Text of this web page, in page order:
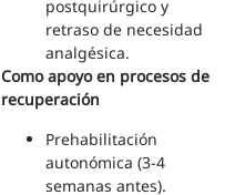
postquirúrgico y
retraso de necesidad
analgésica.
Como apoyo en procesos de
recuperación
Prehabilitación
autonómica (3-4
semanas antes).